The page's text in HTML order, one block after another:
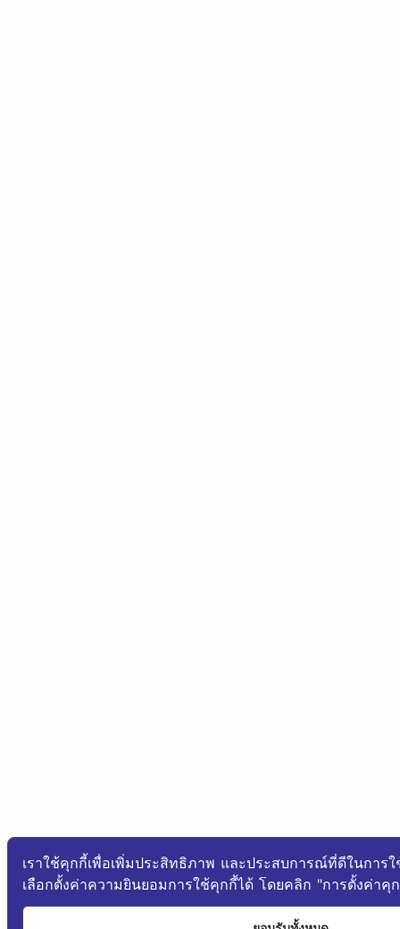
เราใช้คุกกี้เพื่อเพิ่มประสิทธิภาพ และประสบการณ์ที่ดีในการ
เลือกตั้งค่าความยินยอมการใช้คุกกี้ได้ โดยคลิก "การตั้งค่าคุ